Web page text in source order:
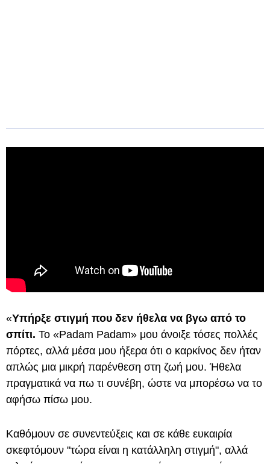
«Υπήρξε στιγμή που δεν ήθελα να βγω από το
σπίτι. Το «Padam Padam» μου άνοιξε τόσες πολλές
πόρτες, αλλά μέσα μου ήξερα ότι ο καρκίνος δεν ήταν
απλώς μια μικρή παρένθεση στη ζωή μου. Ήθελα
πραγματικά να πω τι συνέβη, ώστε να μπορέσω να το
αφήσω πίσω μου.
Καθόμουν σε συνεντεύξεις και σε κάθε ευκαιρία
σκεφτόμουν "τώρα είναι η κατάλληλη στιγμή", αλλά